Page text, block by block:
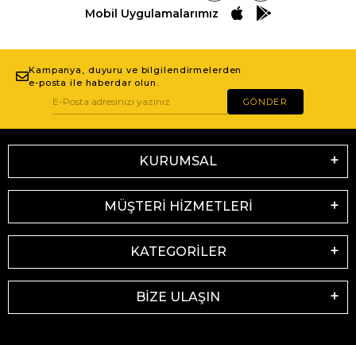
Mobil Uygulamalarımız
Kampanya, duyuru ve bilgilendirmelerden
e-posta ile haberdar olun.
GÖNDER
KURUMSAL
MÜŞTERİ HİZMETLERİ
KATEGORİLER
BİZE ULAŞIN